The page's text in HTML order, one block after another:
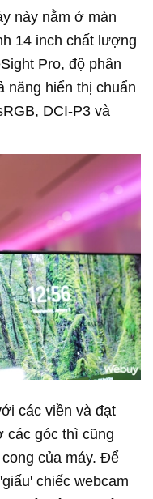
này nằm ở màn
14 inch chất lượng
Pro, độ phân
năng hiển thị chuẩn
DCI-P3 và
các viền và đạt
các góc thì cũng
của máy. Để
chiếc webcam